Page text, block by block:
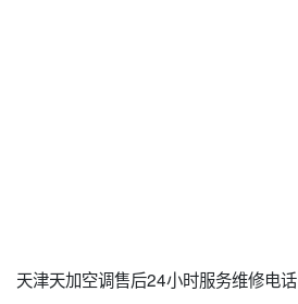
天津天加空调售后24小时服务维修电话